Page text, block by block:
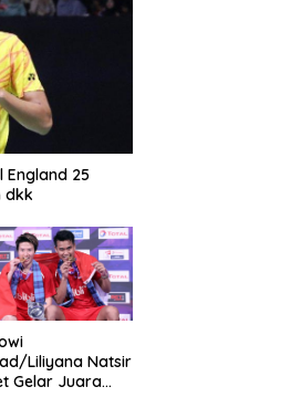
England 25
dkk
Liliyana Natsir
Gelar Juara